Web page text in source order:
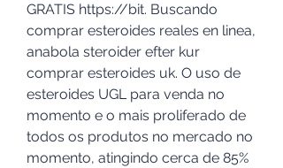
GRATIS https://bit. Buscando
comprar esteroides reales en linea,
anabola steroider efter kur
comprar esteroides uk. O uso de
esteroides UGL para venda no
momento e o mais proliferado de
todos os produtos no mercado no
momento, atingindo cerca de 85%